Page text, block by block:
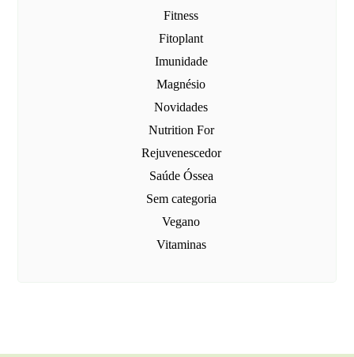
Fitness
Fitoplant
Imunidade
Magnésio
Novidades
Nutrition For
Rejuvenescedor
Saúde Óssea
Sem categoria
Vegano
Vitaminas